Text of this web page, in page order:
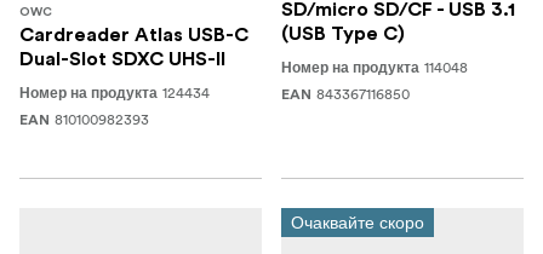
OWC
Cardreader Atlas USB-C
Dual-Slot SDXC UHS-II
Номер на продукта 124434
EAN 810100982393
SD/micro SD/CF - USB 3.1
(USB Type C)
Номер на продукта 114048
EAN 843367116850
Очаквайте скоро